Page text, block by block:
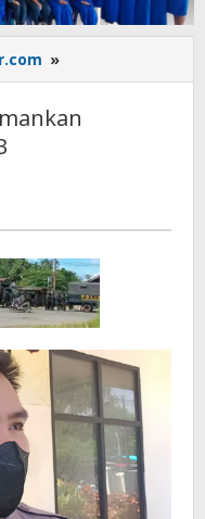
»
Personel
Polri